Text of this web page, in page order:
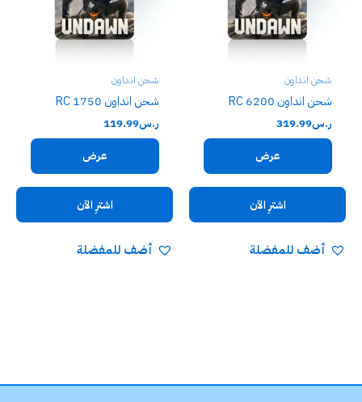
شحن انداون
شحن انداون 6200 RC
ر.س319.99
عرض
اشترِ الآن
أضف للمفضلة
شحن انداون
شحن انداون 1750 RC
ر.س119.99
عرض
اشترِ الآن
أضف للمفضلة